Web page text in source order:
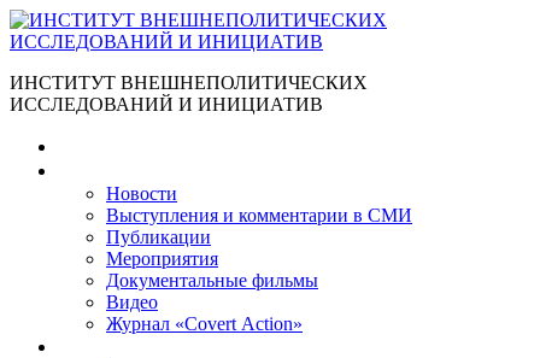
ИНСТИТУТ ВНЕШНЕПОЛИТИЧЕСКИХ
ИССЛЕДОВАНИЙ И ИНИЦИАТИВ
Новости
Выступления и коммента­рии в СМИ
Публикации
Мероприятия
Документальные фильмы
Видео
Журнал «Covert Action»